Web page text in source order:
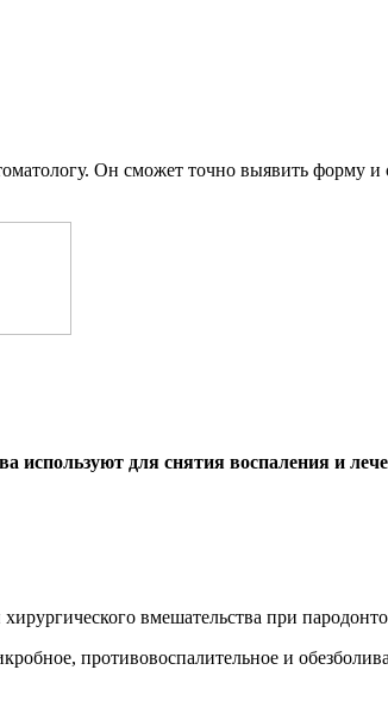
Он сможет точно выявить форму и
используют для снятия воспаления и
вмешательства при
противовоспалительное и